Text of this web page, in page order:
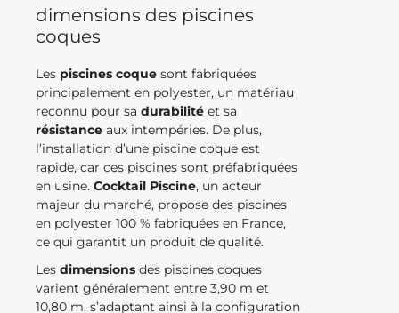
dimensions des piscines
coques
Les piscines coque sont fabriquées
principalement en polyester, un matériau
reconnu pour sa durabilité et sa
résistance aux intempéries. De plus,
l’installation d’une piscine coque est
rapide, car ces piscines sont préfabriquées
en usine. Cocktail Piscine, un acteur
majeur du marché, propose des piscines
en polyester 100 % fabriquées en France,
ce qui garantit un produit de qualité.
Les dimensions des piscines coques
varient généralement entre 3,90 m et
10,80 m, s’adaptant ainsi à la configuration